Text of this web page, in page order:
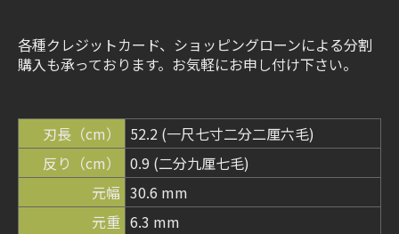
各種クレジットカード、ショッピングローンによる分割
購入も承っております。お気軽にお申し付け下さい。
刃長（cm）
52.2 (一尺七寸二分二厘六毛)
反り（cm）
0.9 (二分九厘七毛)
元幅 30.6 mm
元重 6.3 mm